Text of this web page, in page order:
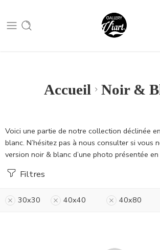
04 79 05 07 62
Accueil Noir &
Voici une partie de notre collection déclinée
blanc. N’hésitez pas à nous consulter si vous
version noir & blanc d’une photo présentée
Filtres
30x30 40x40 40x80